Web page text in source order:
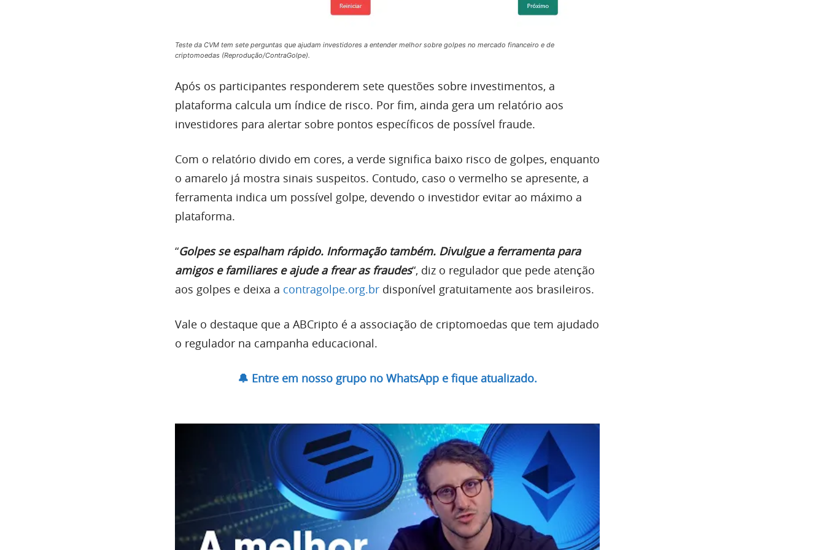
Teste da CVM tem sete perguntas que ajudam investidores a entender melhor sobre golpes no mercado financeiro e de
criptomoedas (Reprodução/ContraGolpe).
Após os participantes responderem sete questões sobre investimentos, a
plataforma calcula um índice de risco. Por fim, ainda gera um relatório aos
investidores para alertar sobre pontos específicos de possível fraude.
Com o relatório divido em cores, a verde significa baixo risco de golpes, enquanto
o amarelo já mostra sinais suspeitos. Contudo, caso o vermelho se apresente, a
ferramenta indica um possível golpe, devendo o investidor evitar ao máximo a
plataforma.
“Golpes se espalham rápido. Informação também. Divulgue a ferramenta para
amigos e familiares e ajude a frear as fraudes“, diz o regulador que pede atenção
aos golpes e deixa a contragolpe.org.br disponível gratuitamente aos brasileiros.
Vale o destaque que a ABCripto é a associação de criptomoedas que tem ajudado
o regulador na campanha educacional.
🔔 Entre em nosso grupo no WhatsApp e fique atualizado.